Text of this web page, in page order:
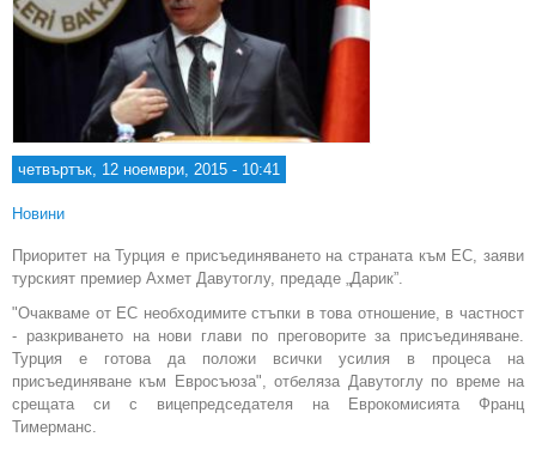
четвъртък, 12 ноември, 2015 - 10:41
Новини
Приоритет на Турция е присъединяването на страната към ЕС, заяви
турският премиер Ахмет Давутоглу, предаде „Дарик”.
"Очакваме от ЕС необходимите стъпки в това отношение, в частност
- разкриването на нови глави по преговорите за присъединяване.
Турция е готова да положи всички усилия в процеса на
присъединяване към Евросъюза", отбеляза Давутоглу по време на
срещата си с вицепредседателя на Еврокомисията Франц
Тимерманс.